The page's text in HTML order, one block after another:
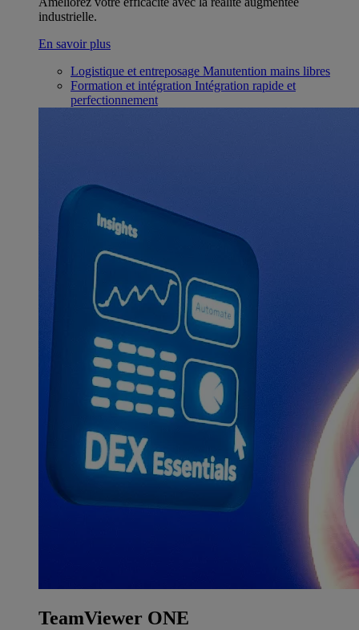
industrielle.
En savoir plus
Logistique et entreposage Manutention mains libres
Formation et intégration Intégration rapide et
perfectionnement
TeamViewer ONE